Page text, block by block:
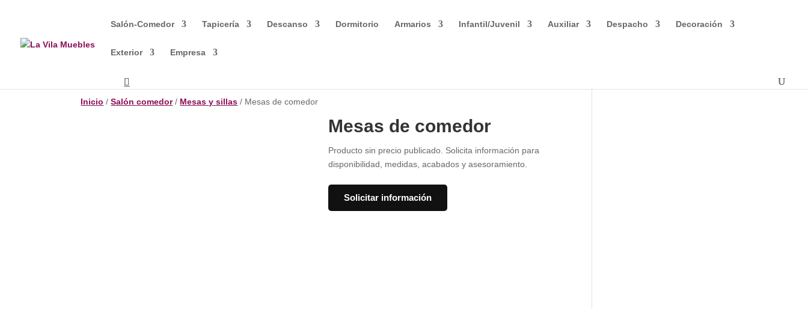
Salón-Comedor Tapicería Descanso Dormitorio Armarios Infantil/Juvenil Auxiliar Despacho Decoración
Exterior Empresa
Inicio /Salón comedor/ Mesas y sillas / Mesas de comedor
Mesas de comedor
Producto sin precio publicado. Solicita información para
disponibilidad, medidas, acabados y asesoramiento.
Solicitar información